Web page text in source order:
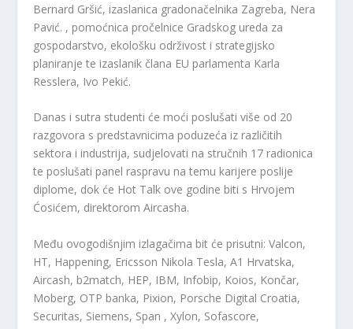
Bernard Gršić, izaslanica gradonačelnika Zagreba, Nera
Pavić. , pomoćnica pročelnice Gradskog ureda za
gospodarstvo, ekološku održivost i strategijsko
planiranje te izaslanik člana EU parlamenta Karla
Resslera, Ivo Pekić.
Danas i sutra studenti će moći poslušati više od 20
razgovora s predstavnicima poduzeća iz različitih
sektora i industrija, sudjelovati na stručnih 17 radionica
te poslušati panel raspravu na temu karijere poslije
diplome, dok će Hot Talk ove godine biti s Hrvojem
Ćosićem, direktorom Aircasha.
Među ovogodišnjim izlagačima bit će prisutni: Valcon,
HT, Happening, Ericsson Nikola Tesla, A1 Hrvatska,
Aircash, b2match, HEP, IBM, Infobip, Koios, Končar,
Moberg, OTP banka, Pixion, Porsche Digital Croatia,
Securitas, Siemens, Span , Xylon, Sofascore,